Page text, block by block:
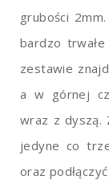
grubości
bardzo
zestawie
a w górnej
wraz z dyszą.
jedyne co
oraz